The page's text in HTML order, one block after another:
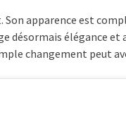
apparence est
désormais élégance
changement peut